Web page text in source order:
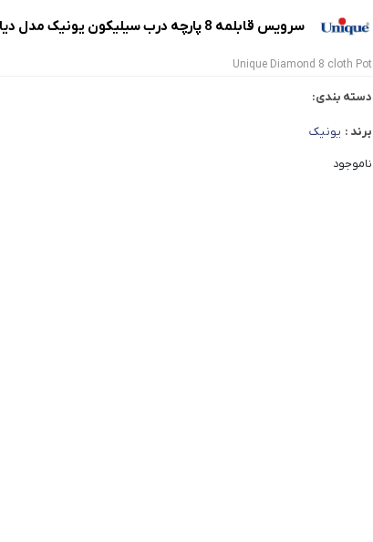
چای ساز سرویس قابلمه 8 پارچه درب سیلیکون یونیک مدل دیاموند
Unique Diamond 8 cloth Pot
دسته بندی:
برند : یونیک
ناموجود